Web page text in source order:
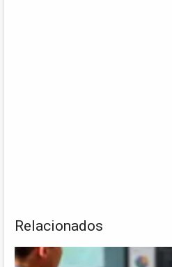
Relacionados